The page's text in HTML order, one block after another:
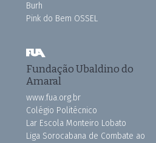
Burh
Pink do Bem OSSEL
Fundação Ubaldino do
Amaral
www.fua.org.br
Colégio Politécnico
Lar Escola Monteiro Lobato
Liga Sorocabana de Combate ao